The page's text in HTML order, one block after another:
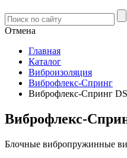
Отмена
Главная
Каталог
Виброизоляция
Виброфлекс-Спринг
Виброфлекс-Спринг
Виброфлекс-
Блочные вибропружинные